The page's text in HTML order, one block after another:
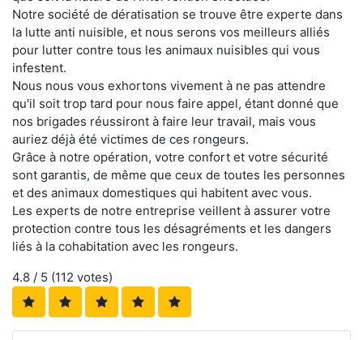
Notre société de dératisation se trouve être experte dans
la lutte anti nuisible, et nous serons vos meilleurs alliés
pour lutter contre tous les animaux nuisibles qui vous
infestent.
Nous nous vous exhortons vivement à ne pas attendre
qu'il soit trop tard pour nous faire appel, étant donné que
nos brigades réussiront à faire leur travail, mais vous
auriez déjà été victimes de ces rongeurs.
Grâce à notre opération, votre confort et votre sécurité
sont garantis, de même que ceux de toutes les personnes
et des animaux domestiques qui habitent avec vous.
Les experts de notre entreprise veillent à assurer votre
protection contre tous les désagréments et les dangers
liés à la cohabitation avec les rongeurs.
4.8 / 5 (112 votes)